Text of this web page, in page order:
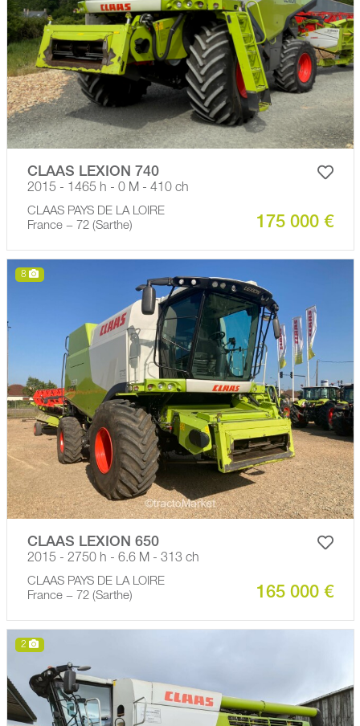
CLAAS LEXION 740
2015 - 1465 h - 0 M - 410 ch
CLAAS PAYS DE LA LOIRE
France − 72 (Sarthe)
175 000 €
8
CLAAS LEXION 650
2015 - 2750 h - 6.6 M - 313 ch
CLAAS PAYS DE LA LOIRE
France − 72 (Sarthe)
165 000 €
2